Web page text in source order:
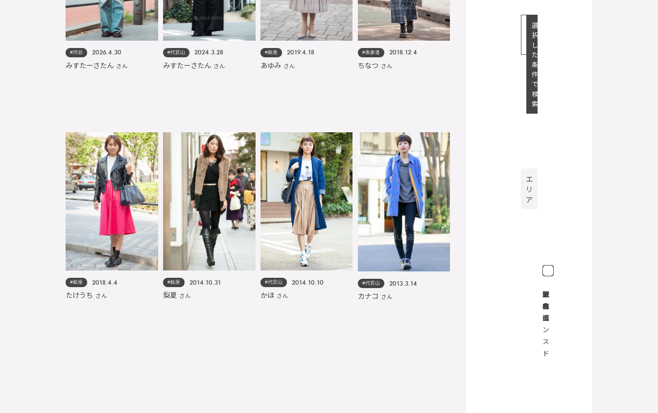
#渋谷 2026.4.30
みすたーさたん さん
#代官山 2024.3.28
みすたーさたん さん
#銀座 2019.4.18
あゆみ さん
#表参道 2018.12.4
ちなつ さん
#銀座 2018.4.4
たけうち さん
#銀座 2014.10.31
梨夏 さん
#代官山 2014.10.10
かほ さん
#代官山 2013.3.14
カナコ さん
ク
リ
選
択
し
た
条
件
で
検
索
エ
リ
ア
原
宿
渋
谷
表
参
道
下
北
沢
銀
座
代
官
山
ア
ド
バ
ン
ス
ド
そ
の
他